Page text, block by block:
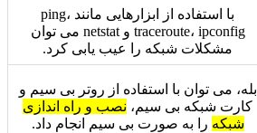
با استفاده از ابزارهایی مانند ping،
traceroute، ipconfig و netstat می توان
مشکلات شبکه را عیب یابی کرد.
بله، می توان با استفاده از روتر بی سیم و
کارت شبکه بی سیم، نصب و راه اندازی
شبکه را به صورت بی سیم انجام داد.